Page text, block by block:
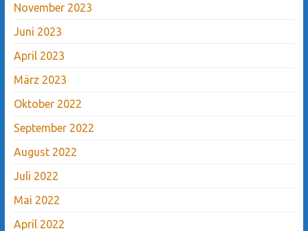
November 2023
Juni 2023
April 2023
März 2023
Oktober 2022
September 2022
August 2022
Juli 2022
Mai 2022
April 2022